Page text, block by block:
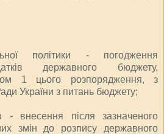
політики - погодження
державного бюджету,
1 цього розпорядження, з
України з питань бюджету;
- внесення після зазначеного
змін до розпису державного